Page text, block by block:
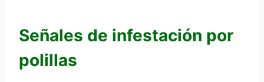
Señales de infestación por
polillas